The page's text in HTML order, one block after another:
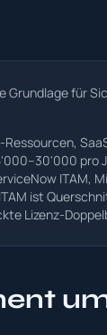
für
pro
ITAM,
ist
Lizenz-